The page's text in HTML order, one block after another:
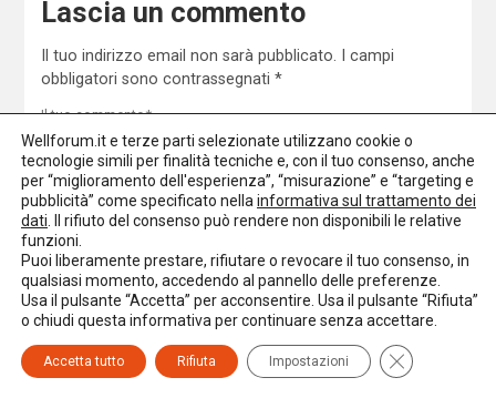
Lascia un commento
Il tuo indirizzo email non sarà pubblicato. I campi
obbligatori sono contrassegnati *
Accetto laPrivacy Policy*
Wellforum.it e terze parti selezionate utilizzano cookie o
tecnologie simili per finalità tecniche e, con il tuo consenso, anche
per “miglioramento dell'esperienza”, “misurazione” e “targeting e
pubblicità” come specificato nella informativa sul trattamento dei
dati . Il rifiuto del consenso può rendere non disponibili le relative
funzioni.
Puoi liberamente prestare, rifiutare o revocare il tuo consenso, in
qualsiasi momento, accedendo al pannello delle preferenze.
Usa il pulsante “Accetta” per acconsentire. Usa il pulsante “Rifiuta”
o chiudi questa informativa per continuare senza accettare.
Accetta tutto Rifiuta Impostazioni Close GDPR